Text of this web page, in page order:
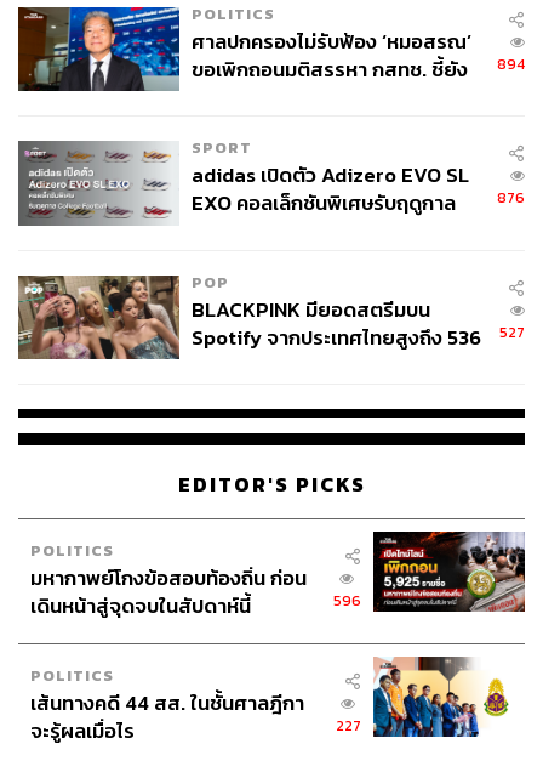
POLITICS
ศาลปกครองไม่รับฟ้อง ‘หมอสรณ’
ขอเพิกถอนมติสรรหา กสทช. ชี้ยัง
894
SPORT
adidas เปิดตัว Adizero EVO SL
EXO คอลเล็กชันพิเศษรับฤดูกาล
876
POP
BLACKPINK มียอดสตรีมบน
Spotify จากประเทศไทยสูงถึง 536
527
EDITOR'S PICKS
POLITICS
มหากาพย์โกงข้อสอบท้องถิ่น ก่อน
เดินหน้าสู่จุดจบในสัปดาห์นี้
596
POLITICS
เส้นทางคดี 44 สส. ในชั้นศาลฎีกา
จะรู้ผลเมื่อไร
227